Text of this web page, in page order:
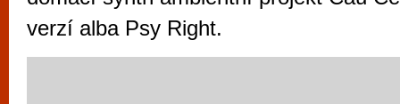
verzí alba Psy Right.